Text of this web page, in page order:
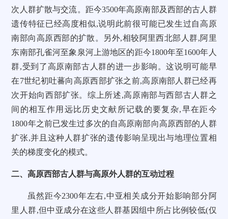
次人群扩散与交流。距今3500年高原南部及西部的古人群
遗传特征已经高度相似,说明此前很可能已发生过自高原
南部向高原西部的扩散。另外,相较阿里西北部人群,阿里
东南部孔雀河至象泉河上游地区的距今1800年至1600年人
群,受到了高原南部古人群的进一步影响。这说明可能早
在7世纪初吐蕃向高原西部扩张之前,高原南部人群已经再
次开始向西部扩张。综上所述,高原南部与西部古人群之
间的相互作用远比历史文献所记载的要复杂,早在距今
1800年之前已发生过多次的自高原南部向高原西部的人群
扩张,并且这种人群扩张的遗传影响呈现出与地理位置相
关的梯度变化的模式。
二、高原西部古人群与高原外人群的互动过程
虽然距今2300年左右,中亚相关成分开始影响部分阿
里人群,但中亚成分在这些人群基因组中所占比例较低(仅